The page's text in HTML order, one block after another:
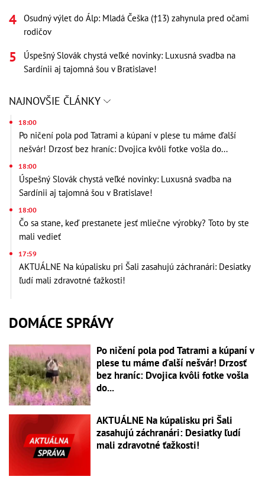
Osudný výlet do Álp: Mladá Češka (†13) zahynula pred očami
rodičov
Úspešný Slovák chystá veľké novinky: Luxusná svadba na
Sardínii aj tajomná šou v Bratislave!
NAJNOVŠIE ČLÁNKY
18:00
Po ničení pola pod Tatrami a kúpaní v plese tu máme ďalší
nešvár! Drzosť bez hraníc: Dvojica kvôli fotke vošla do...
18:00
Úspešný Slovák chystá veľké novinky: Luxusná svadba na
Sardínii aj tajomná šou v Bratislave!
18:00
Čo sa stane, keď prestanete jesť mliečne výrobky? Toto by ste
mali vedieť
17:59
AKTUÁLNE Na kúpalisku pri Šali zasahujú záchranári: Desiatky
ľudí mali zdravotné ťažkosti!
DOMÁCE SPRÁVY
Po ničení pola pod Tatrami a kúpaní v
plese tu máme ďalší nešvár! Drzosť
bez hraníc: Dvojica kvôli fotke vošla
do...
AKTUÁLNE Na kúpalisku pri Šali
zasahujú záchranári: Desiatky ľudí
mali zdravotné ťažkosti!